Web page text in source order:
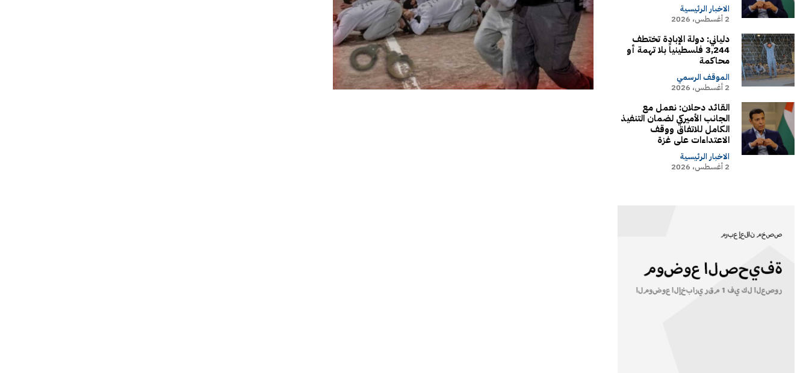
الاخبار الرئيسية
2 أغسطس، 2026
دلياني: دولة الإبادة تختطف
3,244 فلسطينياً بلا تهمة أو
محاكمة
الموقف الرسمي
2 أغسطس، 2026
القائد دحلان: نعمل مع
الجانب الأميركي لضمان التنفيذ
الكامل للاتفاق ووقف
الاعتداءات على غزة
الاخبار الرئيسية
2 أغسطس، 2026